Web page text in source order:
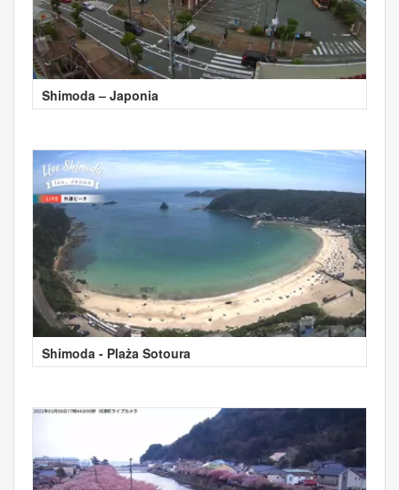
Shimoda – Japonia
Shimoda - Plaża Sotoura